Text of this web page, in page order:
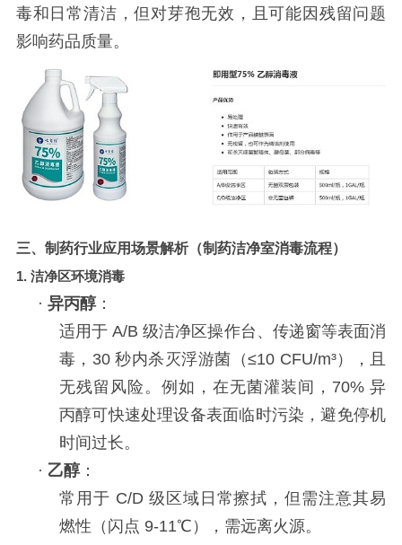
毒和日常清洁，但对芽孢无效，且可能因残留问题
影响药品质量。
三、制药行业应用场景解析（制药洁净室消毒流程）
1. 洁净区环境消毒
· 异丙醇：
适用于 A/B 级洁净区操作台、传递窗等表面消
毒，30 秒内杀灭浮游菌（≤10 CFU/m³），且
无残留风险。例如，在无菌灌装间，70% 异
丙醇可快速处理设备表面临时污染，避免停机
时间过长。
· 乙醇：
常用于 C/D 级区域日常擦拭，但需注意其易
燃性（闪点 9-11℃），需远离火源。